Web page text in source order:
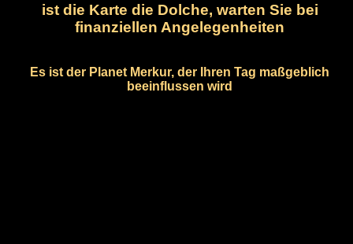
ist die Karte die Dolche, warten Sie bei
finanziellen Angelegenheiten
Es ist der Planet Merkur, der Ihren Tag maßgeblich
beeinflussen wird